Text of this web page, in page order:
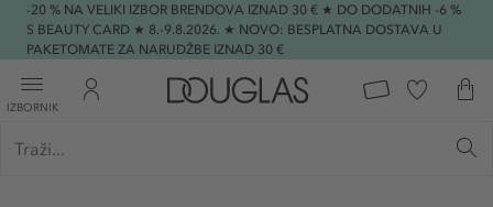
-20 % NA VELIKI IZBOR BRENDOVA IZNAD 30 € ★ DO DODATNIH -6 %
S BEAUTY CARD ★ 8.-9.8.2026. ★ NOVO: BESPLATNA DOSTAVA U
PAKETOMATE ZA NARUDŽBE IZNAD 30 €
IZBORNIK